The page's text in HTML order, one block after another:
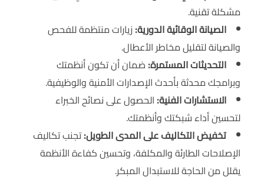
مشكلة تقنية.
الصيانة الوقائية الدورية: زيارات منتظمة للفحص
والصيانة لتقليل مخاطر الأعطال.
التحديثات المستمرة: ضمان أن تكون أنظمتك
وبرامجك محدثة بأحدث الإصدارات الأمنية والوظيفية.
الاستشارات الفنية: الحصول على نصائح الخبراء
لتحسين أداء شبكتك وأنظمتك.
تخفيض التكاليف على المدى الطويل:تجنب تكاليف
الإصلاحات الطارئة والمكلفة، وتحسين كفاءة الأنظمة
يقلل من الحاجة للاستبدال المبكر.